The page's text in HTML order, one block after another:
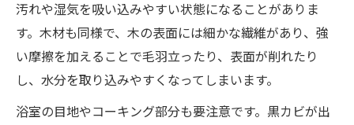
汚れや湿気を吸い込みやすい状態になることがありま
す。木材も同様で、木の表面には細かな繊維があり、強
い摩擦を加えることで毛羽立ったり、表面が削れたり
し、水分を取り込みやすくなってしまいます。
浴室の目地やコーキング部分も要注意です。黒カビが出